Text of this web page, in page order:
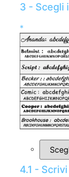
3 - Scegli
*
4.1 -